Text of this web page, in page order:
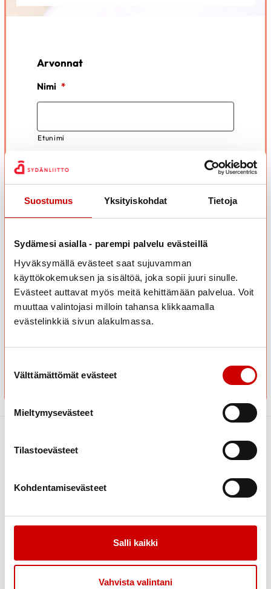
Suostumus Yksityiskohdat Tietoja
Sydämesi asialla - parempi palvelu evästeillä
Hyväksymällä evästeet saat sujuvamman
käyttökokemuksen ja sisältöä, joka sopii juuri sinulle.
Evästeet auttavat myös meitä kehittämään palvelua. Voit
muuttaa valintojasi milloin tahansa klikkaamalla
evästelinkkiä sivun alakulmassa.
Välttämättömät evästeet
Mieltymysevästeet
Tilastoevästeet
Kohdentamisevästeet
Salli kaikki
Vahvista valintani
Arvonnat
Nimi *
Etunimi
Sukunimi
Sähköposti
Tietoa Tukea
Kuntoutus